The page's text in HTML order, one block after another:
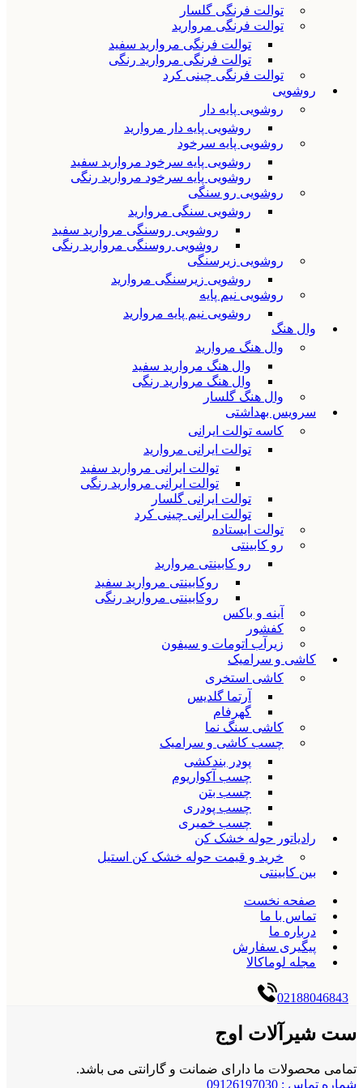
توالت فرنگی گلسار
توالت فرنگی مروارید
توالت فرنگی مروارید سفید
توالت فرنگی مروارید رنگی
توالت فرنگی چینی کرد
روشویی
روشویی پایه دار
روشویی پایه دار مروارید
روشویی پایه سرخود
روشویی پایه سرخود مروارید سفید
روشویی پایه سرخود مروارید رنگی
روشویی رو سنگی
روشویی سنگی مروارید
روشویی روسنگی مروارید سفید
روشویی روسنگی مروارید رنگی
روشویی زیرسنگی
روشویی زیرسنگی مروارید
روشویی نیم پایه
روشویی نیم پایه مروارید
وال هنگ
وال هنگ مروارید
وال هنگ مروارید سفید
وال هنگ مروارید رنگی
وال هنگ گلسار
سرویس بهداشتی
کاسه توالت ایرانی
توالت ایرانی مروارید
توالت ایرانی مروارید سفید
توالت ایرانی مروارید رنگی
توالت ایرانی گلسار
توالت ایرانی چینی کرد
توالت ایستاده
رو کابینتی
رو کابینتی مروارید
روکابینتی مروارید سفید
روکابینتی مروارید رنگی
آینه و باکس
کفشور
زیرآب اتومات و سیفون
کاشی و سرامیک
کاشی استخری
آرتما گلدیس
گهرفام
کاشی سنگ نما
چسب کاشی و سرامیک
پودر بندکشی
چسب آکواریوم
چسب بتن
چسب پودری
چسب خمیری
رادیاتور حوله خشک کن
خرید و قیمت حوله خشک کن استیل
بین کابینتی
صفحه نخست
تماس با ما
درباره ما
پیگیری سفارش
مجله لوماکالا
02188046843
ست شیرآلات اوج
تمامی محصولات ما دارای ضمانت و گارانتی می باشد.
شماره تماس : 09126197030